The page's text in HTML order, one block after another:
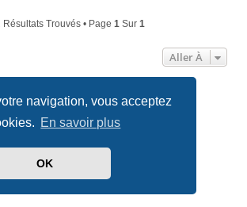
navigation, vous acceptez
En savoir plus
OK
Résultats Trouvés • Page 1Sur 1
Aller À
Nous contacter
INVENTEA & v12mike